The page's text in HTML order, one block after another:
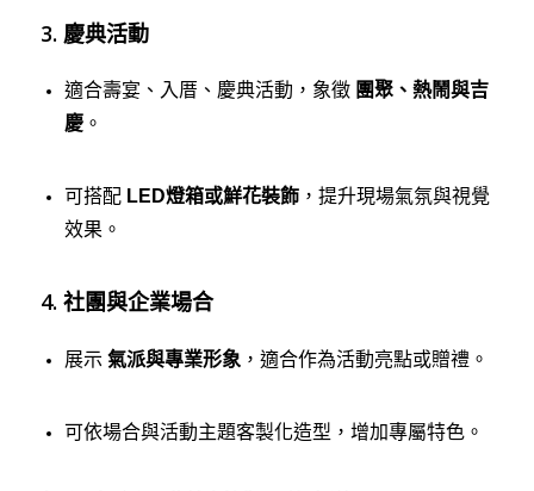
3. 慶典活動
適合壽宴、入厝、慶典活動，象徵 團聚、熱鬧與吉
慶。
可搭配 LED燈箱或鮮花裝飾，提升現場氣氛與視覺
效果。
4. 社團與企業場合
展示 氣派與專業形象 ，適合作為活動亮點或贈禮。
可依場合與活動主題客製化造型，增加專屬特色。